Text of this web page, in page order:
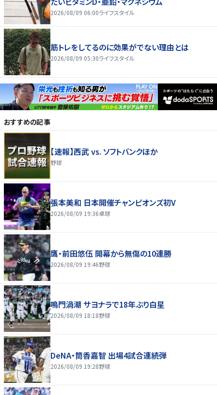
2026/08/09 06:00ライフスタイル
筋トレをしてるのに効果がでない理由とは
2026/08/09 05:30ライフスタイル
おすすめの記事
【速報】西武 vs. ソフトバンクほか
野球
張本美和 日本開催チャンピオンズ初V
2026/08/09 19:36卓球
鷹・前田悠伍 開幕から無傷の10連勝
2026/08/09 19:46野球
鳴門渦潮 サヨナラで18年ぶり白星
2026/08/09 18:18野球
DeNA・筒香嘉智 出場4試合連続弾
2026/08/09 19:28野球